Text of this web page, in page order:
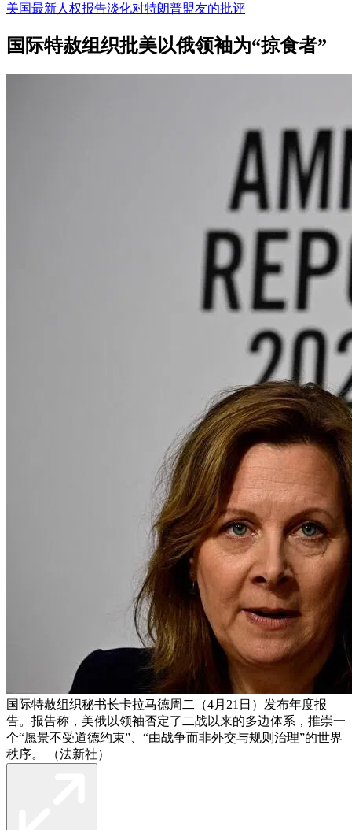
美国最新人权报告淡化对特朗普盟友的批评
国际特赦组织批美以俄领袖为“掠食者”
国际特赦组织秘书长卡拉马德周二（4月21日）发布年度报
告。报告称，美俄以领袖否定了二战以来的多边体系，推崇一
个“愿景不受道德约束”、“由战争而非外交与规则治理”的世界
秩序。 （法新社）